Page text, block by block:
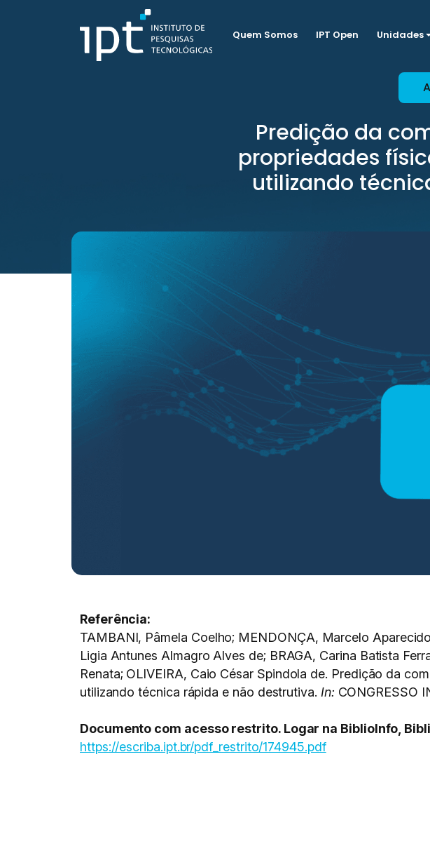
Quem Somos IPT Open Unidades
Predição da
propriedades
utilizando
Referência:
TAMBANI, Pâmela Coelho; MENDONÇA, Marcelo
Ligia Antunes Almagro Alves de; BRAGA, Carina Batista
Renata; OLIVEIRA, Caio César Spindola de. Predição da
utilizando técnica rápida e não destrutiva. In: CONGRESSO
Documento com acesso restrito. Logar na BiblioInfo,
https://escriba.ipt.br/pdf_restrito/174945.pdf